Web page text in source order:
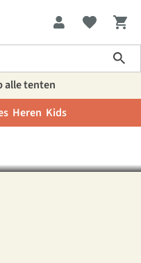
alle tenten
Heren Kids
Peak
op reis